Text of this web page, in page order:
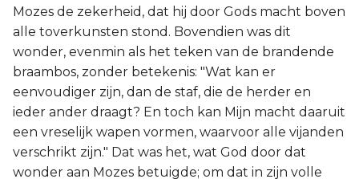
Mozes de zekerheid, dat hij door Gods macht boven
alle toverkunsten stond. Bovendien was dit
wonder, evenmin als het teken van de brandende
braambos, zonder betekenis: "Wat kan er
eenvoudiger zijn, dan de staf, die de herder en
ieder ander draagt? En toch kan Mijn macht daaruit
een vreselijk wapen vormen, waarvoor alle vijanden
verschrikt zijn." Dat was het, wat God door dat
wonder aan Mozes betuigde; om dat in zijn volle